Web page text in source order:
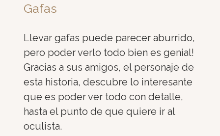
Gafas
Llevar gafas puede parecer aburrido,
pero poder verlo todo bien es genial!
Gracias a sus amigos, el personaje de
esta historia, descubre lo interesante
que es poder ver todo con detalle,
hasta el punto de que quiere ir al
oculista.